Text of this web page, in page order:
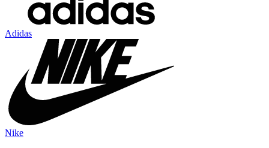
Adidas
Nike